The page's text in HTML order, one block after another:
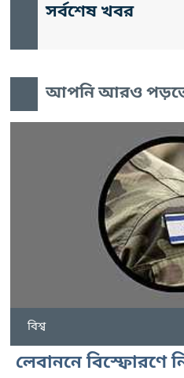
সর্বশেষ খবর
আপনি আরও পড়তে
বিশ্ব
লেবাননে বিস্ফোরণে